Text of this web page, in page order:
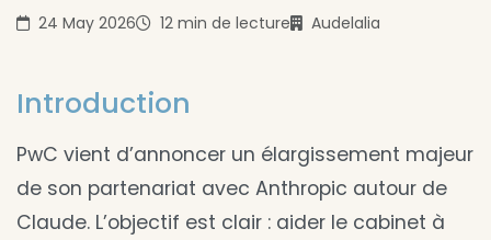
24 May 2026 12 min de lecture Audelalia
Introduction
PwC vient d’annoncer un élargissement majeur
de son partenariat avec Anthropic autour de
Claude. L’objectif est clair : aider le cabinet à